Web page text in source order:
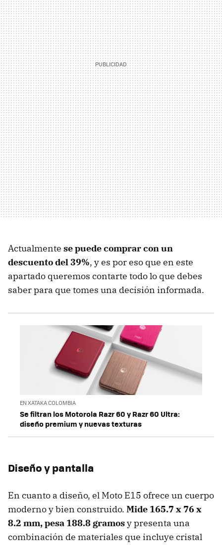
Actualmente se puede comprar con un
descuento del 39%, y es por eso que en este
apartado queremos contarte todo lo que debes
saber para que tomes una decisión informada.
EN XATAKA COLOMBIA
Se filtran los Motorola Razr 60 y Razr 60 Ultra:
diseño premium y nuevas texturas
Diseño y pantalla
En cuanto a diseño, el Moto E15 ofrece un cuerpo
moderno y bien construido. Mide 165.7 x 76 x
8.2 mm, pesa 188.8 gramosy presenta una
combinación de materiales que incluye cristal